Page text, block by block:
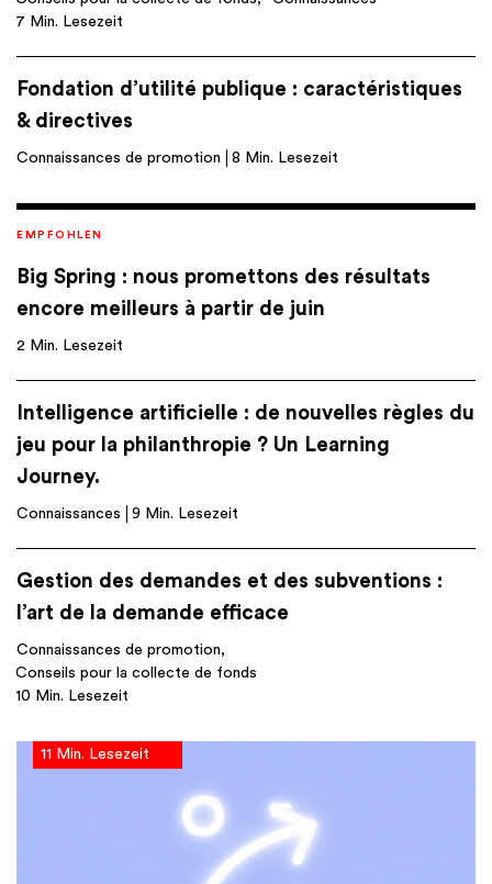
7 Min. Lesezeit
Fondation d’utilité publique : caractéristiques
& directives
Connaissances de promotion 8 Min. Lesezeit
EMPFOHLEN
Big Spring : nous promettons des résultats
encore meilleurs à partir de juin
2 Min. Lesezeit
Intelligence artificielle : de nouvelles règles du
jeu pour la philanthropie ? Un Learning
Journey.
Connaissances 9 Min. Lesezeit
Gestion des demandes et des subventions :
l’art de la demande efficace
Connaissances de promotion
Conseils pour la collecte de fonds
10 Min. Lesezeit
11 Min. Lesezeit